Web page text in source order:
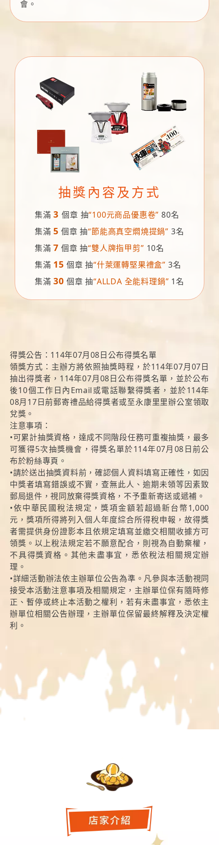
會。
抽獎內容及方式
集滿3 個章 抽“100元商品優惠卷” 80名
集滿5 個章 抽“節能高真空燜燒提鍋” 3名
集滿7 個章 抽“雙人牌指甲剪” 10名
集滿 15 個章 抽“什萊運轉堅果禮盒” 3名
集滿30 個章 抽“ALLDA 全能料理鍋” 1名
得獎公告：114年07月08日公布得獎名單
領獎方式：主辦方將依照抽獎時程，於114年07月07日
抽出得獎者，114年07月08日公布得獎名單，並於公布
後10個工作日內Email或電話聯繫得獎者，並於114年
08月17日前郵寄禮品給得獎者或至永康里里辦公室領取
兌獎。
注意事項：
•可累計抽獎資格，達成不同階段任務可重複抽獎，最多
可獲得5次抽獎機會，得獎名單於114年07月08日前公
布於粉絲專頁。
•請於送出抽獎資料前，確認個人資料填寫正確性，如因
中獎者填寫錯誤或不實，查無此人、逾期未領等因素致
郵局退件，視同放棄得獎資格，不予重新寄送或遞補。
•依中華民國稅法規定，獎項金額若超過新台幣1,000
元，獎項所得將列入個人年度綜合所得稅申報，故得獎
者需提供身份證影本且依規定填寫並繳交相關收據方可
領獎。以上稅法規定若不願意配合，則視為自動棄權，
不具得獎資格。其他未盡事宜，悉依稅法相關規定辦
理。
•詳細活動辦法依主辦單位公告為準。凡參與本活動視同
接受本活動注意事項及相關規定，主辦單位保有隨時修
正、暫停或終止本活動之權利，若有未盡事宜，悉依主
辦單位相關公告辦理，主辦單位保留最終解釋及決定權
利。